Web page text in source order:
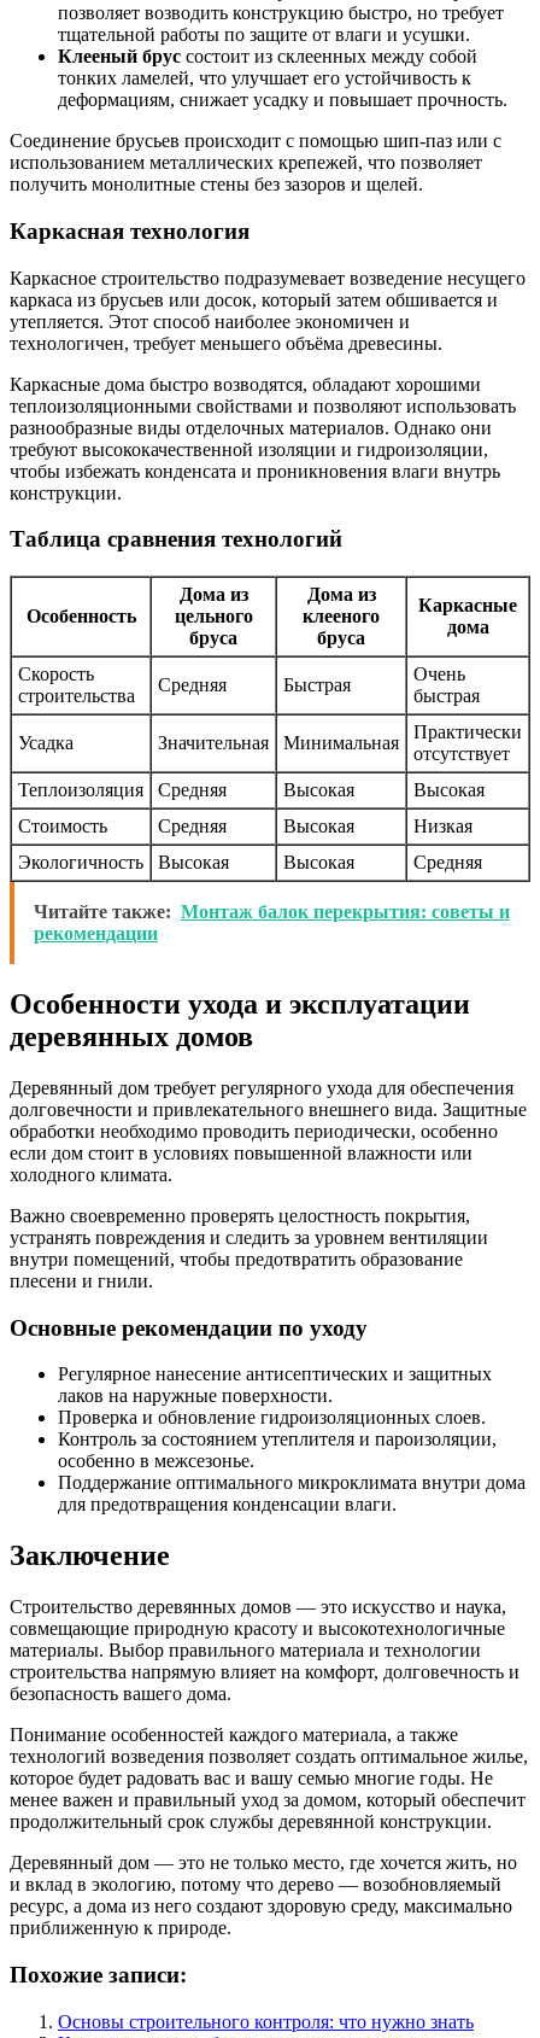
позволяет возводить конструкцию быстро, но требует
тщательной работы по защите от влаги и усушки.
Клееный брус состоит из склеенных между собой
тонких ламелей, что улучшает его устойчивость к
деформациям, снижает усадку и повышает прочность.
Соединение брусьев происходит с помощью шип-паз или с
использованием металлических крепежей, что позволяет
получить монолитные стены без зазоров и щелей.
Каркасная технология
Каркасное строительство подразумевает возведение несущего
каркаса из брусьев или досок, который затем обшивается и
утепляется. Этот способ наиболее экономичен и
технологичен, требует меньшего объёма древесины.
Каркасные дома быстро возводятся, обладают хорошими
теплоизоляционными свойствами и позволяют использовать
разнообразные виды отделочных материалов. Однако они
требуют высококачественной изоляции и гидроизоляции,
чтобы избежать конденсата и проникновения влаги внутрь
конструкции.
Таблица сравнения технологий
Особенность
Дома из
цельного
бруса
Дома из
клееного
бруса
Каркасные
дома
Скорость
строительства
Средняя Быстрая
Очень
быстрая
Усадка Значительная Минимальная
Практически
отсутствует
Теплоизоляция
Средняя Высокая
Высокая
Стоимость
Средняя Высокая
Низкая
Экологичность
Высокая Высокая Средняя
Читайте также: Монтаж балок перекрытия: советы и
рекомендации
Особенности ухода и эксплуатации
деревянных домов
Деревянный дом требует регулярного ухода для обеспечения
долговечности и привлекательного внешнего вида. Защитные
обработки необходимо проводить периодически, особенно
если дом стоит в условиях повышенной влажности или
холодного климата.
Важно своевременно проверять целостность покрытия,
устранять повреждения и следить за уровнем вентиляции
внутри помещений, чтобы предотвратить образование
плесени и гнили.
Основные рекомендации по уходу
Регулярное нанесение антисептических и защитных
лаков на наружные поверхности.
Проверка и обновление гидроизоляционных слоев.
Контроль за состоянием утеплителя и пароизоляции,
особенно в межсезонье.
Поддержание оптимального микроклимата внутри дома
для предотвращения конденсации влаги.
Заключение
Строительство деревянных домов — это искусство и наука,
совмещающие природную красоту и высокотехнологичные
материалы. Выбор правильного материала и технологии
строительства напрямую влияет на комфорт, долговечность и
безопасность вашего дома.
Понимание особенностей каждого материала, а также
технологий возведения позволяет создать оптимальное жилье,
которое будет радовать вас и вашу семью многие годы. Не
менее важен и правильный уход за домом, который обеспечит
продолжительный срок службы деревянной конструкции.
Деревянный дом — это не только место, где хочется жить, но
и вклад в экологию, потому что дерево — возобновляемый
ресурс, а дома из него создают здоровую среду, максимально
приближенную к природе.
Похожие записи:
Основы строительного контроля: что нужно знать